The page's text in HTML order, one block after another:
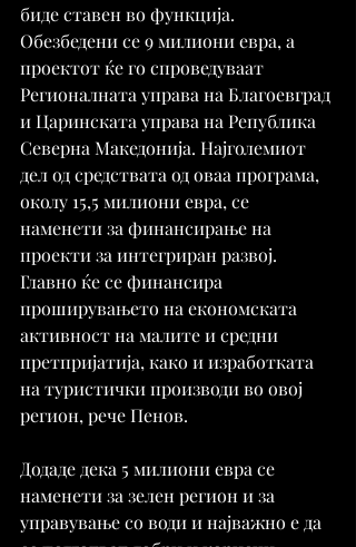
биде ставен во функција.
Обезбедени се 9 милиони евра, а
проектот ќе го спроведуваат
Регионалната управа на Благоевград
и Царинската управа на Република
Северна Македонија. Најголемиот
дел од средствата од оваа програма,
околу 15,5 милиони евра, се
наменети за финансирање на
проекти за интегриран развој.
Главно ќе се финансира
проширувањето на економската
активност на малите и средни
претпријатија, како и изработката
на туристички производи во овој
регион, рече Пенов.
Додаде дека 5 милиони евра се
наменети за зелен регион и за
управување со води и најважно е да